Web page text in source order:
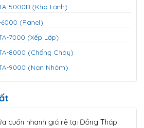
5000B (Kho Lạnh)
(Panel)
7000 (Xếp Lớp)
8000 (Chống Cháy)
9000 (Nan Nhôm)
cuốn nhanh giá rẻ tại Đồng Tháp